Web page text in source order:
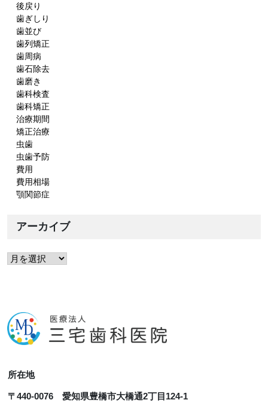
後戻り
歯ぎしり
歯並び
歯列矯正
歯周病
歯石除去
歯磨き
歯科検査
歯科矯正
治療期間
矯正治療
虫歯
虫歯予防
費用
費用相場
顎関節症
アーカイブ
ア
イ
ブ
所在地
〒440-0076 愛知県豊橋市大橋通2丁目124-1